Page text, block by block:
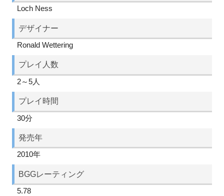
Loch Ness
デザイナー
Ronald Wettering
プレイ人数
2～5人
プレイ時間
30分
発売年
2010年
BGGレーティング
5.78